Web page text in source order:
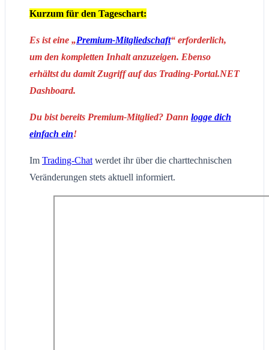
Kurzum für den Tageschart:
Es ist eine „Premium-Mitgliedschaft“ erforderlich,
um den kompletten Inhalt anzuzeigen. Ebenso
erhältst du damit Zugriff auf das Trading-Portal.NET
Dashboard.
Du bist bereits Premium-Mitglied? Dann logge dich
einfach ein!
Im Trading-Chat werdet ihr über die charttechnischen
Veränderungen stets aktuell informiert.